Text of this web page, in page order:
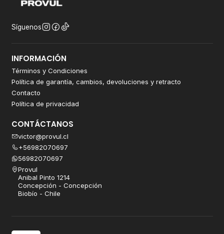
Síguenos
INFORMACIÓN
Términos y Condiciones
Política de garantía, cambios, devoluciones y retracto
Contacto
Política de privacidad
CONTÁCTANOS
victor@provul.cl
+56982070697
56982070697
Provul
Anibal Pinto 1214
Concepción - Concepción
Biobío - Chile